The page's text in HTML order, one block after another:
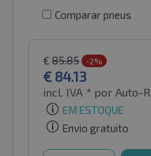
Comparar pneus
€ 85.85 -2%
€ 84.13
incl. IVA * por Auto-
EM ESTOQUE
Envio gratuito